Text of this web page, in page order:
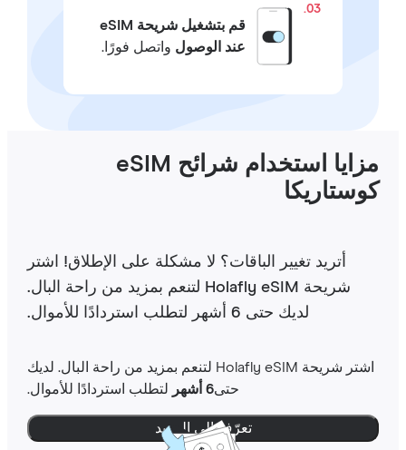
قم بتشغيل شريحة eSIM
عند الوصولواتصل فورًا.
مزايا استخدام شرائح eSIM
أتريد تغيير الباقات؟ لا مشكلة على الإطلاق! اشتر
شريحة Holafly eSIM لتنعم بمزيد من راحة البال.
لديك حتى 6 أشهر لتطلب استردادًا للأموال.
اشتر شريحة Holafly eSIM لتنعم بمزيد من راحة البال. لديك
لتطلب استردادًا للأموال.
تعرّف إلى المزيد